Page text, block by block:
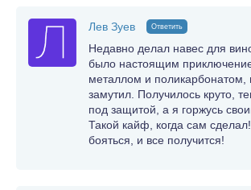
Лев Зуев Ответить
Недавно делал навес для
было настоящим
металлом и поликарбонатом,
замутил. Получилось круто,
под защитой, а я горжусь
Такой кайф, когда сам
бояться, и все получится!